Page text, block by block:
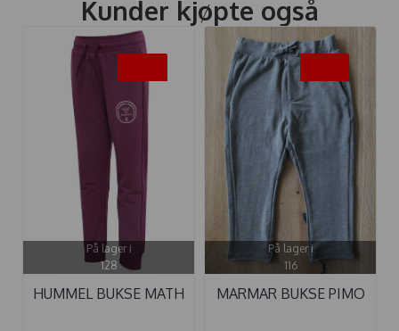
Kunder kjøpte også
På lager i
128
HUMMEL BUKSE MATH
På lager i
116
MARMAR BUKSE PIMO